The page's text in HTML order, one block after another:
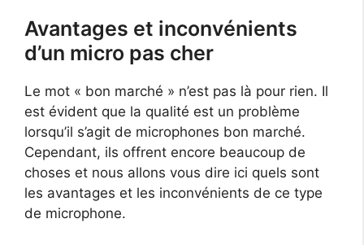
Avantages et inconvénients
d’un micro pas cher
Le mot « bon marché » n’est pas là pour rien. Il
est évident que la qualité est un problème
lorsqu’il s’agit de microphones bon marché.
Cependant, ils offrent encore beaucoup de
choses et nous allons vous dire ici quels sont
les avantages et les inconvénients de ce type
de microphone.